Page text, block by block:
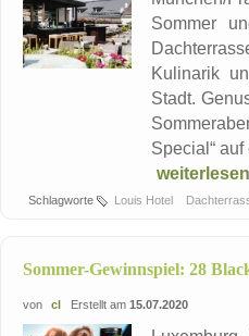
Sommer
Kulinarik
Stadt.
Special“
Schlagworte Louis Hotel
Sommer-Gewinnspiel: 28
von cl Erstellt am 15.07.2020